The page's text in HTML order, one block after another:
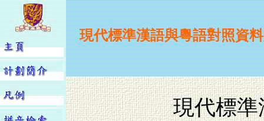
現代標準漢語與粵語對照資
現代標